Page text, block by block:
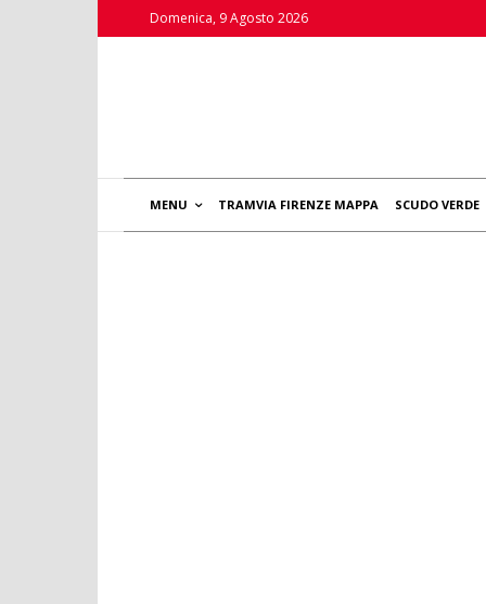
Domenica, 9 Agosto 2026
MENU TRAMVIA FIRENZE MAPPA SCUDO VERDE